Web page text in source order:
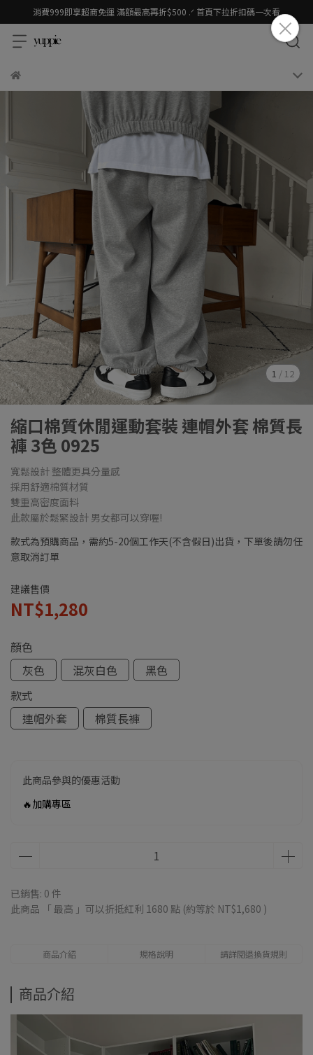
消費999即享超商免運 滿額最高再折$500 .ᐟ 首頁下拉折扣碼一次看
1 / 12
縮口棉質休閒運動套裝 連帽外套 棉質長
褲 3色 0925
寬鬆設計 整體更具分量感
採用舒適棉質材質
雙重高密度面料
此款屬於鬆緊設計 男女都可以穿喔!
款式為預購商品，需約5-20個工作天(不含假日)出貨，下單後請勿任
意取消訂單
建議售價
NT$1,280
顏色
灰色
混灰白色
黑色
款式
連帽外套
棉質長褲
此商品參與的優惠活動
🔥加購專區
已銷售: 0 件
此商品 「 最高 」可以折抵紅利 1680 點 (約等於 NT$1,680 )
商品介紹 規格說明 請詳閱退換貨規則
商品介紹